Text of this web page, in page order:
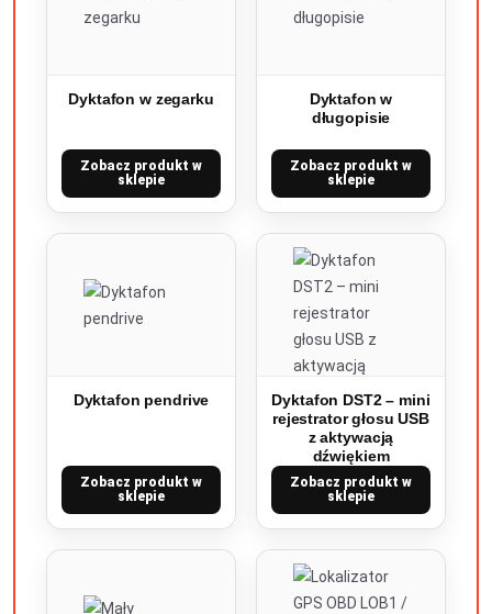
Dyktafon w zegarku
Zobacz produkt w
sklepie
Dyktafon w
długopisie
Zobacz produkt w
sklepie
Dyktafon pendrive
Zobacz produkt w
sklepie
Dyktafon DST2 – mini
rejestrator głosu USB
z aktywacją
dźwiękiem
Zobacz produkt w
sklepie